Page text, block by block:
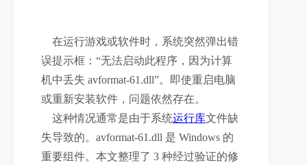
误提示框：“无法启动此程序，因为计算
机中丢失 avformat-61.dll”。即使重启电脑
或重新安装软件，问题依然存在。
    这种情况通常是由于系统
运行库文件缺
失导致的。avformat-61.dll 是 Windows 的
重要组件。本文整理了 3 种经过验证的修